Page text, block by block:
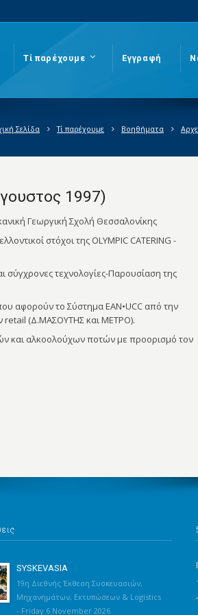
Τί παρέχουμε Εγγραφή
Σελίδα Τί παρέχουμε Βοηθήματα
1997)
Γεωργική Σχολή Θεσσαλονίκης
στόχοι της OLYMPIC CATERING -
σύγχρονες τεχνολογίες-Παρουσίαση της
αφορούν το Σύστημα EAN•UCC από την
retail (Δ.ΜΑΣΟΥΤΗΣ και ΜΕΤΡΟ).
και αλκοολούχων ποτών με προορισμό τον
SYSKEVASIA
19η Διεθνής Έκθεση Συσκευασιών,
Μηχανημάτων, Εκτυπώσεων & Logistics
- Friday 6 November 2026